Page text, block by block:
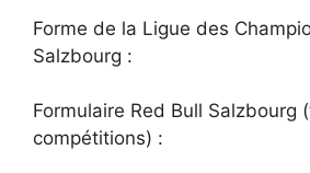
Forme de la Ligue des
Salzbourg :
Formulaire Red Bull Salzbourg
compétitions) :